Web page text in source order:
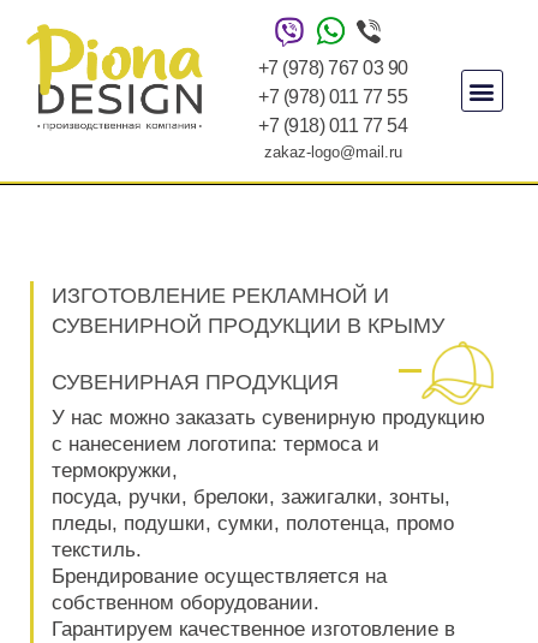
+7 (978) 767 03 90
+7 (978) 011 77 55
+7 (918) 011 77 54
zakaz-logo@mail.ru
ИЗГОТОВЛЕНИЕ РЕКЛАМНОЙ И
СУВЕНИРНОЙ ПРОДУКЦИИ В КРЫМУ
СУВЕНИРНАЯ ПРОДУКЦИЯ
У нас можно заказать сувенирную продукцию
с нанесением логотипа: термоса и
термокружки,
посуда, ручки, брелоки, зажигалки, зонты,
пледы, подушки, сумки, полотенца, промо
текстиль.
Брендирование осуществляется на
собственном оборудовании.
Гарантируем качественное изготовление в